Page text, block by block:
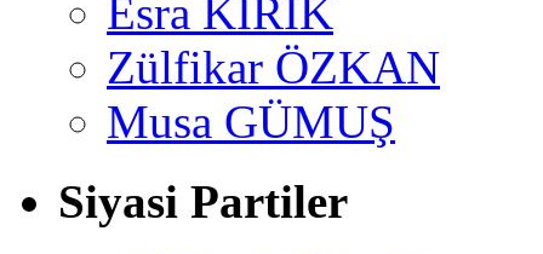
Esra KİRİK
Zülfikar ÖZKAN
Musa GÜMUŞ
Siyasi Partiler